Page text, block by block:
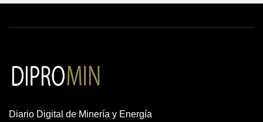
Diario Digital de Minería y Energía